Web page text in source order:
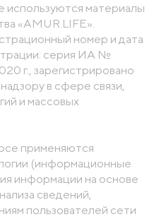
материалы
«AMUR.LIFE».
номер и дата
серия ИА №
г., зарегистрировано
в сфере связи,
и массовых
применяются
(информационные
информации на основе
сведений,
пользователей сети